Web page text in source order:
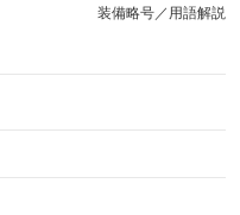
装備略号／用語解説